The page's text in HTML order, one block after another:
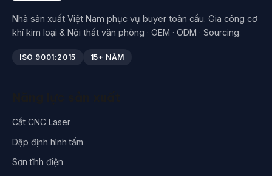
Nhà sản xuất Việt Nam phục vụ buyer toàn cầu. Gia công cơ
khí kim loại & Nội thất văn phòng · OEM · ODM · Sourcing.
ISO 9001:2015 15+ NĂM
Cắt CNC Laser
Dập định hình tấm
Sơn tĩnh điện